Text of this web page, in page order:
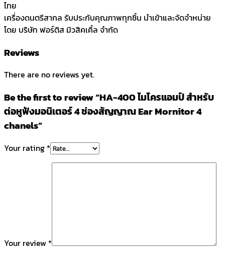
ไทย
เครื่องดนตรีสากล รับประกับคุณภาพทุกชิ้น นำเข้าและจัดจำหน่าย
โดย บริษัท ฟอร์ติส มิวสิคเคิ้ล จำกัด
Reviews
There are no reviews yet.
Be the first to review “HA-400 ไมโครแอมป์ สำหรับ
ต่อหูฟังมอนิเตอร์ 4 ช่องสัญญาณ Ear Mornitor 4
chanels”
Your rating *
Your review *